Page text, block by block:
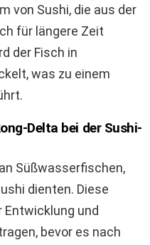
von Sushi, die aus der
für längere Zeit
der Fisch in
was zu einem
Delta bei der Sushi-
Süßwasserfischen,
dienten. Diese
Entwicklung und
bevor es nach